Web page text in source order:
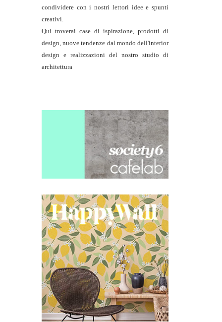
condividere con i nostri lettori idee e spunti
creativi.
Qui troverai case di ispirazione, prodotti di
design, nuove tendenze dal mondo dell'interior
design e realizzazioni del nostro studio di
architettura